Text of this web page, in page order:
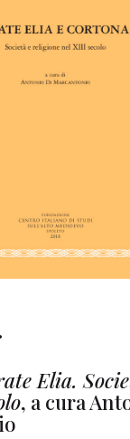
Elia.
, a cura